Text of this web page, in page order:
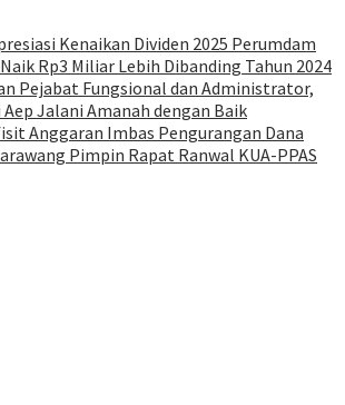
Kenaikan Dividen 2025 Perumdam
Rp3 Miliar Lebih Dibanding Tahun 2024
Pejabat Fungsional dan Administrator,
Jalani Amanah dengan Baik
Anggaran Imbas Pengurangan Dana
Pimpin Rapat Ranwal KUA-PPAS